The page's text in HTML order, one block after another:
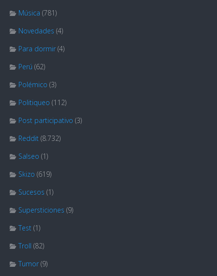
Música (781)
Novedades (4)
Para dormir (4)
Perú (62)
Polémico (3)
Politiqueo (112)
Post participativo (3)
Reddit (8.732)
Salseo (1)
Skizo (619)
Sucesos (1)
Supersticiones (9)
Test (1)
Troll (82)
Tumor (9)